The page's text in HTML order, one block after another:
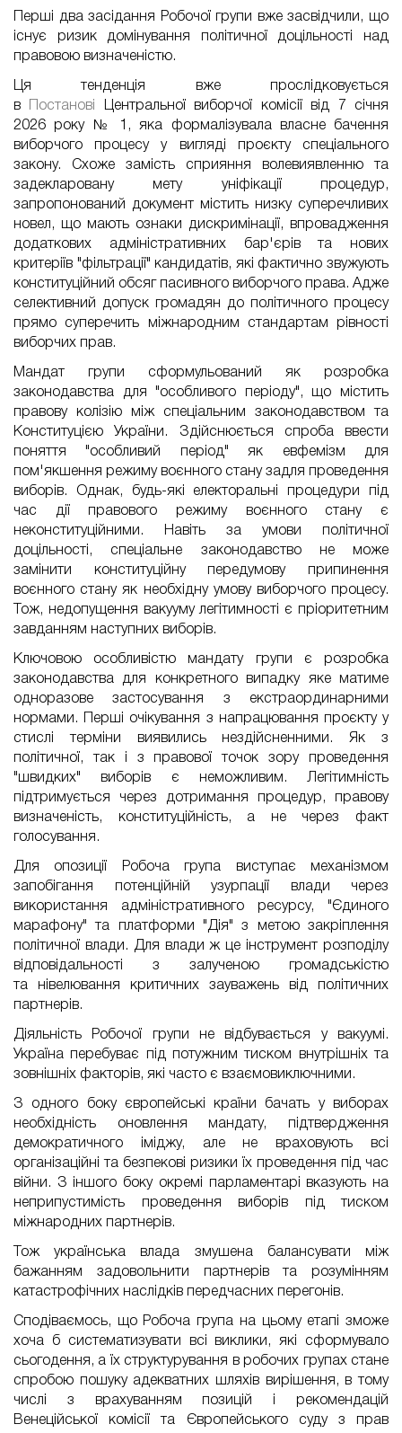
Перші два засідання Робочої групи вже засвідчили, що
існує ризик домінування політичної доцільності над
правовою визначеністю.
Ця тенденція вже прослідковується
в
Постанові
Центральної виборчої комісії від 7 січня
2026 року № 1, яка формалізувала власне бачення
виборчого процесу у вигляді проєкту спеціального
закону. Схоже замість сприяння волевиявленню та
задекларовану мету уніфікації процедур,
запропонований документ містить низку суперечливих
новел, що мають ознаки дискримінації, впровадження
додаткових адміністративних бар'єрів та нових
критеріїв "фільтрації" кандидатів, які фактично звужують
конституційний обсяг пасивного виборчого права. Адже
селективний допуск громадян до політичного процесу
прямо суперечить міжнародним стандартам рівності
виборчих прав.
Мандат групи
сформульований як розробка
законодавства для "особливого періоду", що
містить
правову колізію між спеціальним законодавством та
Конституцією України. Здійснюється спроба ввести
поняття "особливий період" як евфемізм для
пом'якшення режиму воєнного стану задля проведення
виборів. Однак, будь-які електоральні процедури під
час дії правового режиму воєнного стану є
неконституційними. Навіть за умови політичної
доцільності, спеціальне законодавство не може
замінити конституційну передумову припинення
воєнного стану як необхідну умову виборчого процесу.
Тож, недопущення вакууму легітимності є пріоритетним
завданням наступних виборів.
Ключовою особливістю мандату групи є розробка
законодавства для конкретного випадку
яке
матиме
одноразове застосування з екстраординарними
нормами. Перші очікування з напрацювання проєкту у
стислі терміни виявились нездійсненними. Як з
політичної, так і з правової точок зору проведення
"швидких" виборів є неможливим. Легітимність
підтримується через дотримання процедур, правову
визначеність, конституційність, а не через факт
голосування.
Для опозиції Робоча група виступає механізмом
запобігання потенційній узурпації влади через
використання адміністративного ресурсу, "Єдиного
марафону" та платформи "Дія" з метою закріплення
політичної влади. Для влади ж це інструмент розподілу
відповідальності з залученою громадськістю
та
нівелювання
критичних зауважень від політичних
партнерів.
Діяльність Робочої групи не відбувається у вакуумі.
Україна перебуває під потужним тиском внутрішніх та
зовнішніх факторів, які часто є взаємовиключними.
З одного боку європейські країни бачать у виборах
необхідність оновлення мандату, підтвердження
демократичного іміджу, але не враховують всі
організаційні та безпекові ризики їх проведення під час
війни. З іншого боку окремі парламентарі вказують на
неприпустимість проведення виборів під тиском
міжнародних партнерів.
Тож українська влада змушена балансувати між
бажанням задовольнити партнерів та розумінням
катастрофічних наслідків передчасних перегонів.
Сподіваємось, що Робоча група на цьому етапі зможе
хоча б систематизувати всі виклики, які сформувало
сьогодення, а їх структурування в робочих групах стане
спробою пошуку адекватних шляхів вирішення, в тому
числі з врахуванням позицій і рекомендацій
Венеційської комісії та Європейського суду з прав